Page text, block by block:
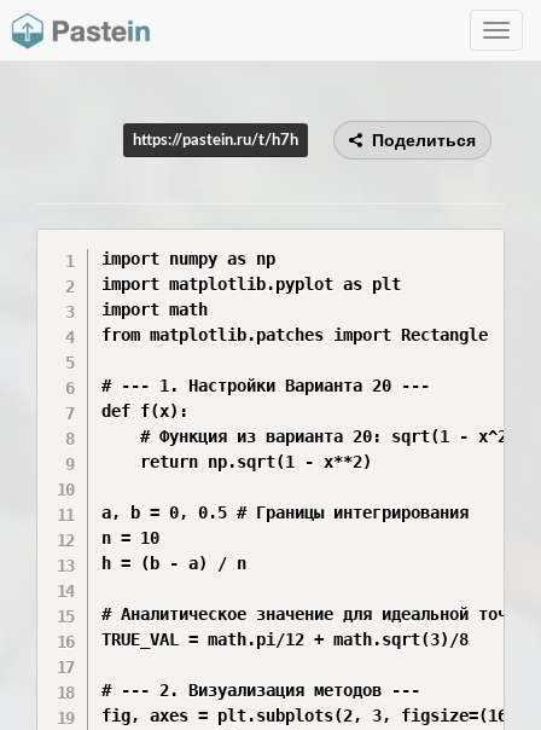
Toggle
https://pastein.ru/t/h7h Поделиться
import numpy as np
import matplotlib.pyplot as plt
import math
from matplotlib.patches import Rectangle
# --- 1. Настройки Варианта 20 ---
def f(x):
    # Функция из варианта 20: sqrt(1 - x^2)
    return np.sqrt(1 - x**2)
a, b = 0, 0.5 # Границы интегрирования
n = 10
h = (b - a) / n
# Аналитическое значение для идеальной
TRUE_VAL = math.pi/12 + math.sqrt(3)/8
# --- 2. Визуализация методов ---
fig, axes = plt.subplots(2, 3, figsize=(16,